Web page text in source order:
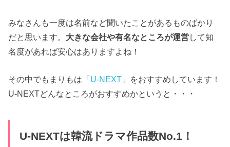
みなさんも一度は名前など聞いたことがあるものばかり
だと思います。 大きな会社や有名なところが運営して知
名度があれば安心はありますよね！
その中でもまりもは「U-NEXT 」をおすすめしています！
U-NEXTどんなところがおすすめかというと・・・
U-NEXTは韓流ドラマ作品数No.1！